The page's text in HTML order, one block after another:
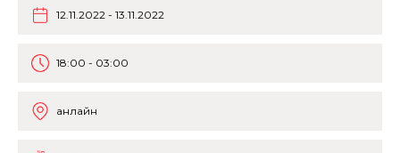
12.11.2022 - 13.11.2022
18:00 - 03:00
анлайн